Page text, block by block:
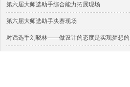
第六届大师选助手综合能力拓展现场
第六届大师选助手决赛现场
对话选手刘晓林——做设计的态度是实现梦想